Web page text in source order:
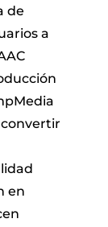
de
a
en